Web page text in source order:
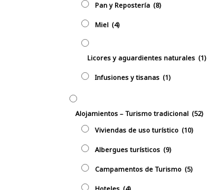
Pan y Repostería (8)
Miel (4)
Licores y aguardientes naturales (1)
Infusiones y tisanas (1)
Alojamientos – Turismo tradicional (52)
Viviendas de uso turístico (10)
Albergues turísticos (9)
Campamentos de Turismo (5)